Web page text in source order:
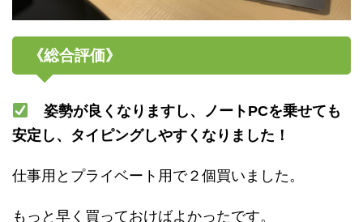
《総合評価》
姿勢が良くなりますし、ノート PCを乗せても
安定し、タイピングしやすくなりました！
仕事用とプライベート用で２個買いました。
もっと早く買っておけばよかったです。